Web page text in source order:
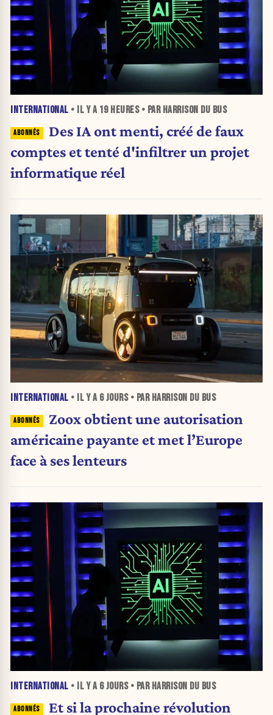
INTERNATIONAL • IL Y A 19 HEURES• PAR HARRISON DU BUS
Des IA ont menti, créé de faux
comptes et tenté d'infiltrer un projet
informatique réel
INTERNATIONAL • IL Y A 6 JOURS• PAR HARRISON DU BUS
Zoox obtient une autorisation
américaine payante et met l’Europe
face à ses lenteurs
INTERNATIONAL • IL Y A 6 JOURS• PAR HARRISON DU BUS
Et si la prochaine révolution